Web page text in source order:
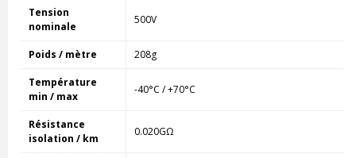
Tension
nominale
500V
Poids / mètre 208g
Température
min / max
-40°C / +70°C
Résistance
isolation / km
0.020GΩ